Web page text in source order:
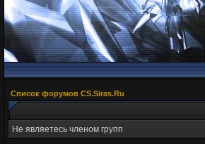
Список форумов CS.Siras.Ru
Не являетесь членом групп